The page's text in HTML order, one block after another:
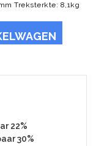
Treksterkte: 8,1kg
22%
30%